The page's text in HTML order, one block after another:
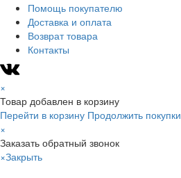
Помощь покупателю
Доставка и оплата
Возврат товара
Контакты
×
Товар добавлен в корзину
Перейти в корзину Продолжить покупки
×
Заказать обратный звонок
×Закрыть